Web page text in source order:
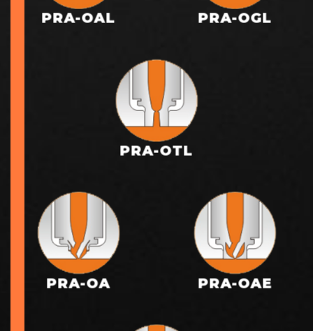
PRA-OAL PRA-OGL
PRA-OTL
PRA-OA PRA-OAE